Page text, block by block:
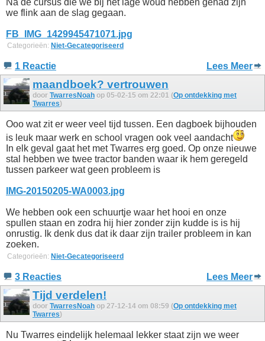
we flink aan de slag gegaan.
FB_IMG_1429945471071.jpg
Categorieën: Niet-Gecategoriseerd
1 Reactie Lees Meer
maandboek? vertrouwen
door TwarresNoah op 05-02-15 om 22:01 (Op ontdekking met
Twarres)
Ooo wat zit er weer veel tijd tussen. Een dagboek bijhouden
is leuk maar werk en school vragen ook veel aandacht
In elk geval gaat het met Twarres erg goed. Op onze nieuwe
stal hebben we twee tractor banden waar ik hem geregeld
tussen parkeer wat geen probleem is
IMG-20150205-WA0003.jpg
We hebben ook een schuurtje waar het hooi en onze
spullen staan en zodra hij hier zonder zijn kudde is is hij
onrustig. Ik denk dus dat ik daar zijn trailer probleem in kan
zoeken.
Categorieën: Niet-Gecategoriseerd
3 Reacties Lees Meer
Tijd verdelen!
door TwarresNoah op 27-12-14 om 08:59 (Op ontdekking met
Twarres)
Nu Twarres eindelijk helemaal lekker staat zijn we weer